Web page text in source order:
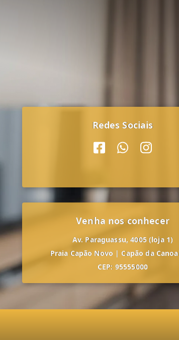
Redes Sociais
Venha nos conhecer
Av. Paraguassu, 4005 (loja 1)
Praia Capão Novo | Capão da Canoa
CEP: 95555000